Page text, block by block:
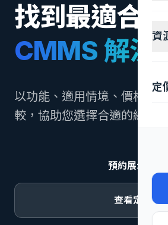
資
定
找到最適合的
CMMS 解決
以功能、適用情境、價格與營
較，協助您選擇合適的維護管
預約展示
查看定價